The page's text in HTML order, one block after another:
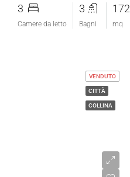
3
Camere da letto
3
Bagni
172
mq
VENDUTO
CITTÀ
COLLINA